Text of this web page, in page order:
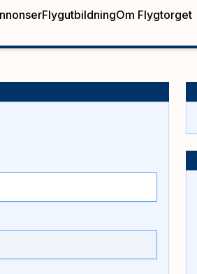
FlygutbildningOm Flygtorget